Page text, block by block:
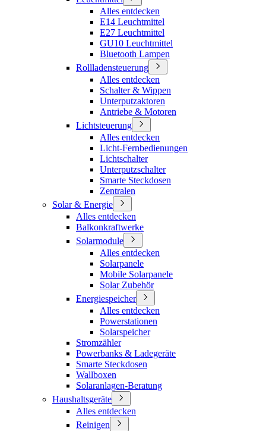
Alles entdecken
E14 Leuchtmittel
E27 Leuchtmittel
GU10 Leuchtmittel
Bluetooth Lampen
Rollladensteuerung
Alles entdecken
Schalter & Wippen
Unterputzaktoren
Antriebe & Motoren
Lichtsteuerung
Alles entdecken
Licht-Fernbedienungen
Lichtschalter
Unterputzschalter
Smarte Steckdosen
Zentralen
Solar & Energie
Alles entdecken
Balkonkraftwerke
Solarmodule
Alles entdecken
Solarpanele
Mobile Solarpanele
Solar Zubehör
Energiespeicher
Alles entdecken
Powerstationen
Solarspeicher
Stromzähler
Powerbanks & Ladegeräte
Smarte Steckdosen
Wallboxen
Solaranlagen-Beratung
Haushaltsgeräte
Alles entdecken
Reinigen